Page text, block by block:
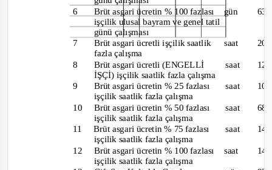
6 Brüt asgari ücretin % 100 fazlası
gün
işçilik ulusal bayram ve genel tatil
günü çalışması
7
8
9
Brüt asgari ücretli işçilik saatlik
saat
fazla çalışma
Brüt asgari ücretli (ENGELLİ
İŞÇİ) işçilik saatlik fazla çalışma
Brüt asgari ücretin % 25 fazlası
işçilik saatlik fazla çalışma
saat
saat
saat
saat
10 Brüt asgari ücretin % 50 fazlası
işçilik saatlik fazla çalışma
11Brüt asgari ücretin % 75 fazlası
işçilik saatlik fazla çalışma
12 Brüt asgari ücretin % 100 fazlası
saat
işçilik saatlik fazla çalışma